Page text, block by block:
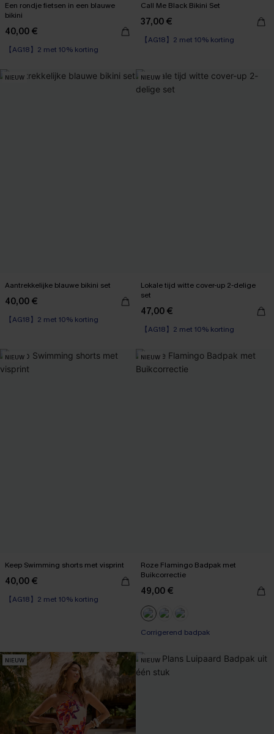
Een rondje fietsen in een blauwe
bikini
40,00 €
【AG18】2 met 10% korting
Call Me Black Bikini Set
37,00 €
【AG18】2 met 10% korting
NIEUW
Aantrekkelijke blauwe bikini set
40,00 €
【AG18】2 met 10% korting
NIEUW
Lokale tijd witte cover-up 2-delige
set
47,00 €
【AG18】2 met 10% korting
NIEUW
Keep Swimming shorts met visprint
40,00 €
【AG18】2 met 10% korting
NIEUW
Roze Flamingo Badpak met
Buikcorrectie
49,00 €
Corrigerend badpak
NIEUW NIEUW